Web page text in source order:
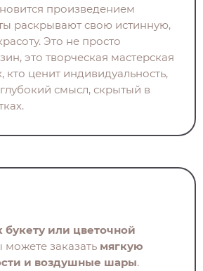
произведением
раскрывают свою истинную,
Это не просто
это творческая мастерская
кто ценит индивидуальность,
смысл, скрытый в
или цветочной
можете заказать мягкую
и воздушные шары.